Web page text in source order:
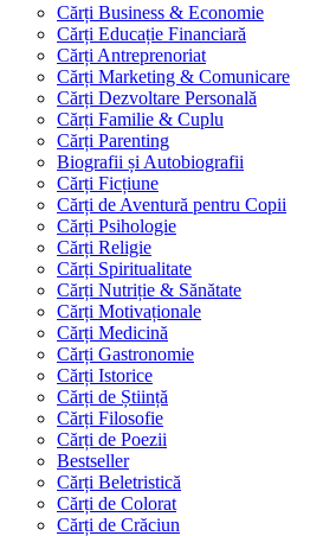
Cărți Business & Economie
Cărți Educație Financiară
Cărți Antreprenoriat
Cărți Marketing & Comunicare
Cărți Dezvoltare Personală
Cărți Familie & Cuplu
Cărți Parenting
Biografii și Autobiografii
Cărți Ficțiune
Cărți de Aventură pentru Copii
Cărți Psihologie
Cărți Religie
Cărți Spiritualitate
Cărți Nutriție & Sănătate
Cărți Motivaționale
Cărți Medicină
Cărți Gastronomie
Cărți Istorice
Cărți de Știință
Cărți Filosofie
Cărți de Poezii
Bestseller
Cărți Beletristică
Cărți de Colorat
Cărți de Crăciun